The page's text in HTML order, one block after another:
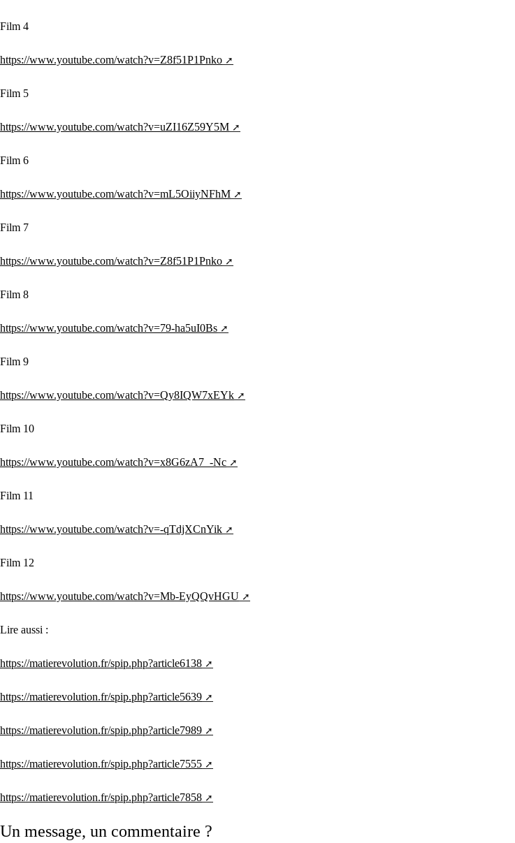
Film 4
https://www.youtube.com/watch?v=Z8f51P1Pnko
Film 5
https://www.youtube.com/watch?v=uZI16Z59Y5M
Film 6
https://www.youtube.com/watch?v=mL5OiiyNFhM
Film 7
https://www.youtube.com/watch?v=Z8f51P1Pnko
Film 8
https://www.youtube.com/watch?v=79-ha5uI0Bs
Film 9
https://www.youtube.com/watch?v=Qy8IQW7xEYk
Film 10
https://www.youtube.com/watch?v=x8G6zA7_-Nc
Film 11
https://www.youtube.com/watch?v=-qTdjXCnYik
Film 12
https://www.youtube.com/watch?v=Mb-EyQQvHGU
Lire aussi :
https://matierevolution.fr/spip.php?article6138
https://matierevolution.fr/spip.php?article5639
https://matierevolution.fr/spip.php?article7989
https://matierevolution.fr/spip.php?article7555
https://matierevolution.fr/spip.php?article7858
Un message, un commentaire ?